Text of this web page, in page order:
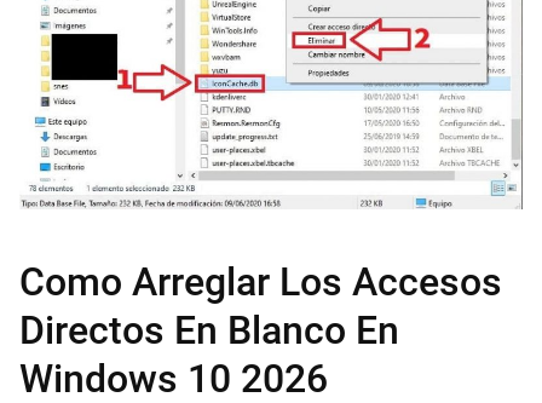
Como Arreglar Los Accesos
Directos En Blanco En
Windows 10 2026